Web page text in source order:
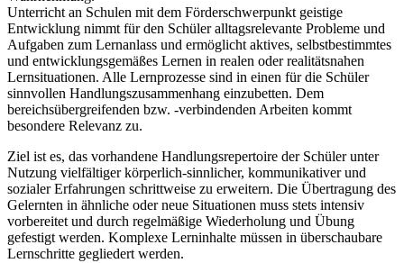
Unterricht an Schulen mit dem Förderschwerpunkt geistige
Entwicklung nimmt für den Schüler alltagsrelevante Probleme und
Aufgaben zum Lernanlass und ermöglicht aktives, selbstbestimmtes
und entwicklungsgemäßes Lernen in realen oder realitätsnahen
Lernsituationen. Alle Lernprozesse sind in einen für die Schüler
sinnvollen Handlungszusammenhang einzubetten. Dem
bereichsübergreifenden bzw. -verbindenden Arbeiten kommt
besondere Relevanz zu.
Ziel ist es, das vorhandene Handlungsrepertoire der Schüler unter
Nutzung vielfältiger körperlich-sinnlicher, kommunikativer und
sozialer Erfahrungen schrittweise zu erweitern. Die Übertragung des
Gelernten in ähnliche oder neue Situationen muss stets intensiv
vorbereitet und durch regelmäßige Wiederholung und Übung
gefestigt werden. Komplexe Lerninhalte müssen in überschaubare
Lernschritte gegliedert werden.